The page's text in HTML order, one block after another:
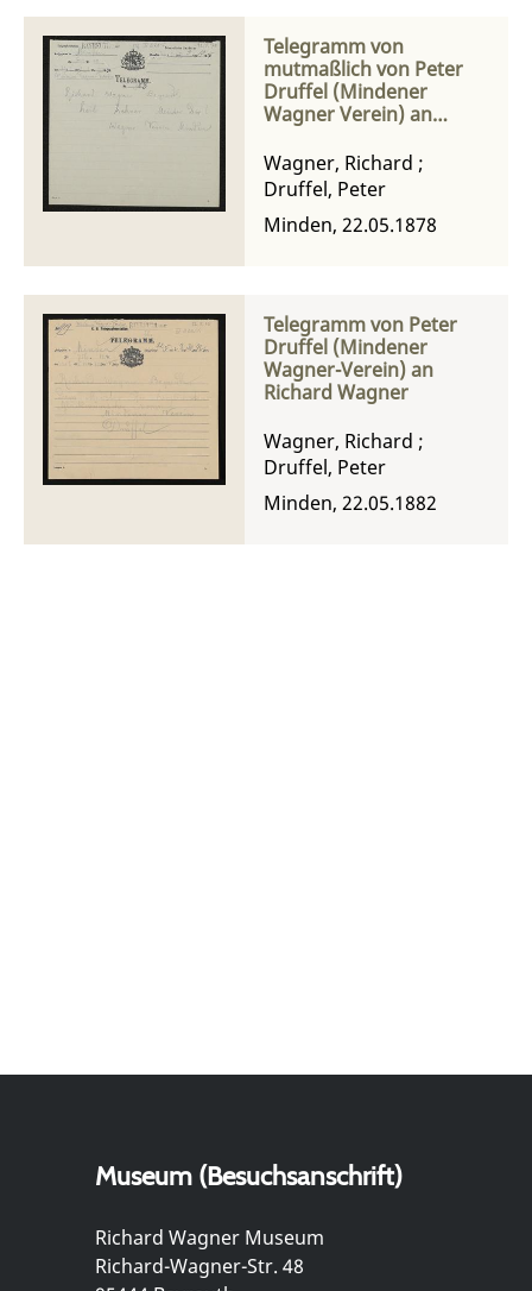
Telegramm von
mutmaßlich von Peter
Druffel (Mindener
Wagner Verein) an
Wagner, Richard ;
Druffel, Peter
Minden, 22.05.1878
Telegramm von Peter
Druffel (Mindener
Wagner-Verein) an
Richard Wagner
Wagner, Richard ;
Druffel, Peter
Minden, 22.05.1882
Museum (Besuchsanschrift)
Richard Wagner Museum
Richard-Wagner-Str. 48